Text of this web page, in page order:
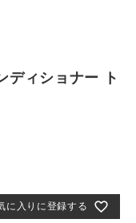
ディショナー ト
に入りに登録する